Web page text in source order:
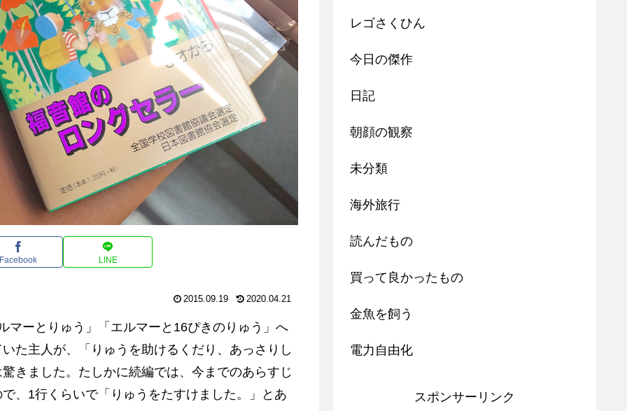
Facebook LINE
2015.09.19 2020.04.21
マーとりゅう」「エルマーと16ぴきのりゅう」へ
た主人が、「りゅうを助けるくだり、あっさりし
きました。たしかに続編では、今までのあらすじ
、1行くらいで「りゅうをたすけました。」とあ
レゴさくひん
今日の傑作
日記
朝顔の観察
未分類
海外旅行
読んだもの
買って良かったもの
金魚を飼う
電力自由化
スポンサーリンク